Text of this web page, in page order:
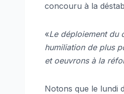
concouru à la
«Le déploiement du
humiliation de plus
et oeuvrons à la
Notons que le lundi